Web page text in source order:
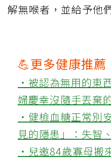
解無喉者，並給予他
💪更多健康推薦
‧被認為無用的東
婦慶幸沒隨手丟棄
‧健檢血糖正常別
見的隱患」：失智
‧兒邀84歲寡母搬